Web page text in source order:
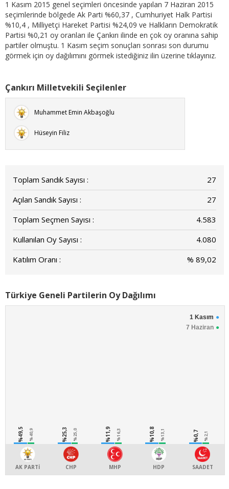
1 Kasım 2015 genel seçimleri öncesinde yapılan 7 Haziran 2015
seçimlerinde bölgede Ak Parti %60,37 , Cumhuriyet Halk Partisi
%10,4 , Milliyetçi Hareket Partisi %24,09 ve Halkların Demokratik
Partisi %0,21 oy oranları ile Çankırı ilinde en çok oy oranına sahip
partiler olmuştu. 1 Kasım seçim sonuçları sonrası son durumu
görmek için oy dağılımını görmek istediğiniz ilin üzerine tıklayınız.
Çankırı Milletvekili Seçilenler
Muhammet Emin Akbaşoğlu
Hüseyin Filiz
Toplam Sandık Sayısı :
27
Açılan Sandık Sayısı :
27
Toplam Seçmen Sayısı :
4.583
Kullanılan Oy Sayısı :
4.080
Katılım Oranı :
% 89,02
Türkiye Geneli Partilerin Oy Dağılımı
1 Kasım
7 Haziran
%49,5 %40,9
AK PARTİ
%25,3 %25,0
CHP
%11,9 %16,3
MHP
%10,8 %13,1
HDP
%0,7 %2,1
SAADET